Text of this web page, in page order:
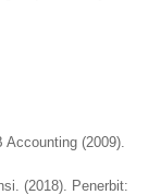
(2009).
(2018). Penerbit: